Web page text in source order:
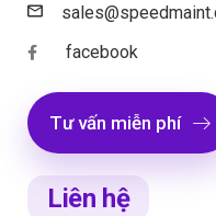
facebook
Tư vấn miễn phí
Liên hệ